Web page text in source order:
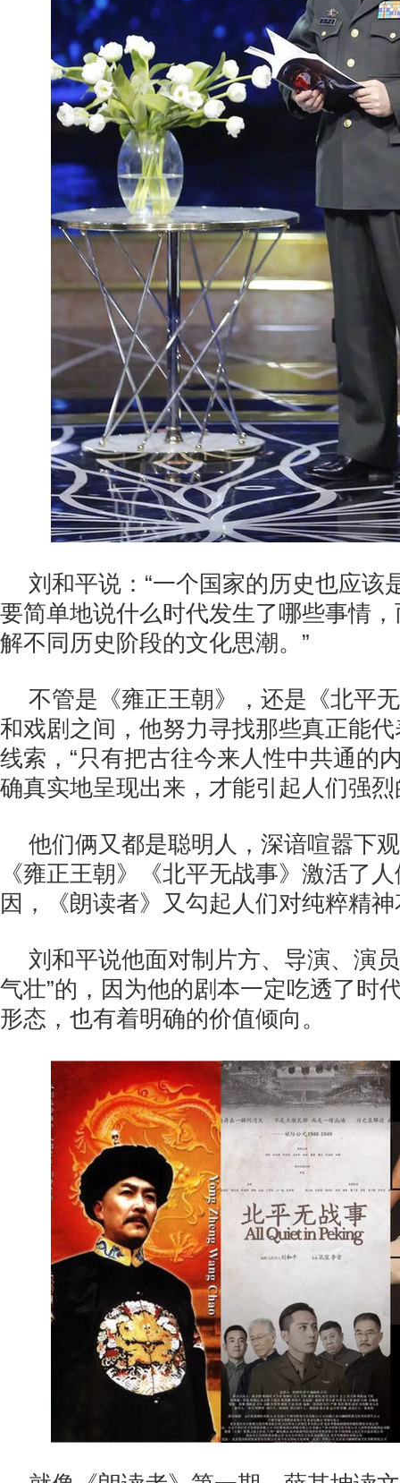
刘和平说：“一个国家的历史也应该
要简单地说什么时代发生了哪些事情
解不同历史阶段的文化思潮。”
不管是《雍正王朝》，还是《北平
和戏剧之间，他努力寻找那些真正能
线索，“只有把古往今来人性中共通的
确真实地呈现出来，才能引起人们强烈
他们俩又都是聪明人，深谙喧嚣下
《雍正王朝》《北平无战事》激活了
因，《朗读者》又勾起人们对纯粹精
刘和平说他面对制片方、导演、演
气壮”的，因为他的剧本一定吃透了时
形态，也有着明确的价值倾向。